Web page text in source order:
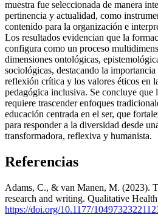
muestra fue seleccionada de manera
pertinencia y actualidad, como
contenido para la organización e
Los resultados evidencian que la
configura como un proceso
dimensiones ontológicas,
sociológicas, destacando la
reflexión crítica y los valores éticos en
pedagógica inclusiva. Se concluye que
requiere trascender enfoques
educación centrada en el ser, que
para responder a la diversidad desde
transformadora, reflexiva y humanista.
Referencias
Adams, C., & van Manen, M. (2023).
research and writing. Qualitative
https://doi.org/10.1177/